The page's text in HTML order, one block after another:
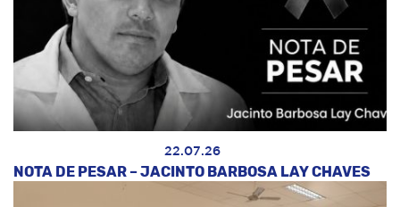
22.07.26
NOTA DE PESAR – JACINTO BARBOSA LAY CHAVES